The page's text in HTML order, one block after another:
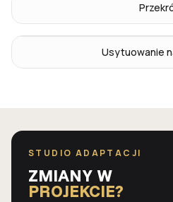
Usytuowanie
STUDIO ADAPTACJI
ZMIANY W
PROJEKCIE?